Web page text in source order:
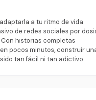
a tu ritmo de vida
de redes sociales por
historias completas
pocos minutos, construir
tan fácil ni tan adictivo.